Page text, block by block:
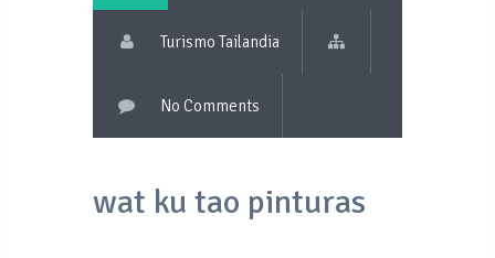
Turismo Tailandia
No Comments
wat ku tao pinturas